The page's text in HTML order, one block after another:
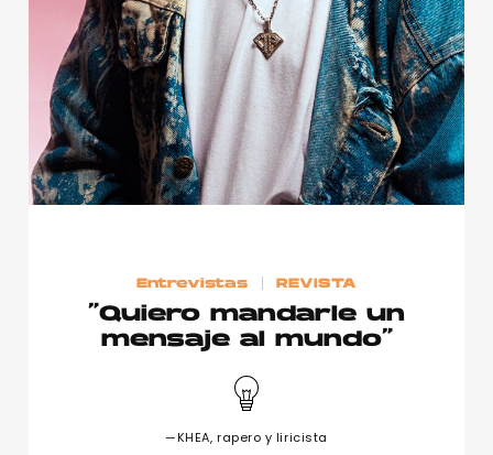
Entrevistas REVISTA
“Quiero mandarle un
mensaje al mundo”
—KHEA, rapero y liricista